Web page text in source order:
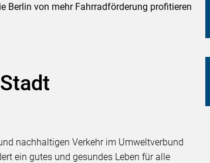
Berlin von mehr Fahrradförderung profitieren
nachhaltigen Verkehr im Umweltverbund
ein gutes und gesundes Leben für alle